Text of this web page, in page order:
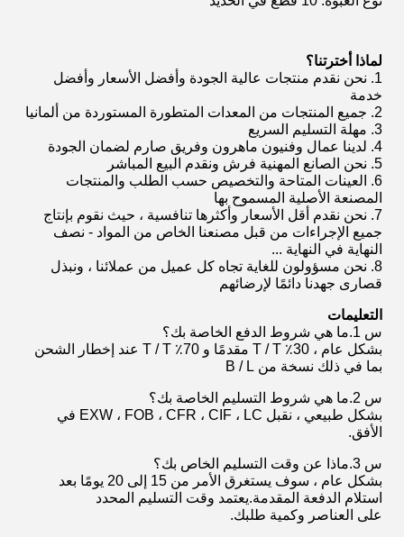
لماذا أخترتنا؟
1. نحن نقدم منتجات عالية الجودة وأفضل الأسعار وأفضل
خدمة
2. جميع المنتجات من المعدات المتطورة المستوردة من ألمانيا
3. مهلة التسليم السريع
4. لدينا عمال وفنيون ماهرون وفريق صارم لضمان الجودة
5. نحن الصانع المهنية فرش ونقدم البيع المباشر
6. العينات المتاحة والتخصيص حسب الطلب والمنتجات
المصنعة الأصلية المسموح بها
7. نحن نقدم أقل الأسعار وأكثرها تنافسية ، حيث نقوم بإنتاج
جميع الإجراءات من قبل مصنعنا الخاص من المواد - نصف
النهاية في النهاية ...
8. نحن مسؤولون للغاية تجاه كل عميل من عملائنا ، ونبذل
قصارى جهدنا دائمًا لإرضائهم
التعليمات
س 1.ما هي شروط الدفع الخاصة بك؟
بشكل عام ، 30٪ T / T مقدمًا و 70٪ T / T عند إخطار الشحن
بما في ذلك نسخة من B / L
س 2.ما هي شروط التسليم الخاصة بك؟
بشكل طبيعي ، نقبل EXW ، FOB ، CFR ، CIF ، LC في
الأفق.
س 3.ماذا عن وقت التسليم الخاص بك؟
بشكل عام ، سوف يستغرق الأمر من 15 إلى 20 يومًا بعد
استلام الدفعة المقدمة.يعتمد وقت التسليم المحدد
على العناصر وكمية طلبك.